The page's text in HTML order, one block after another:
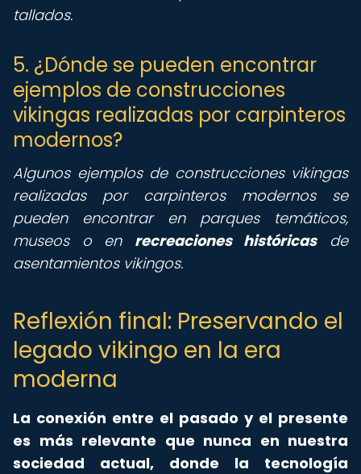
tallados.
5. ¿Dónde se pueden encontrar
ejemplos de construcciones
vikingas realizadas por carpinteros
modernos?
Algunos ejemplos de construcciones vikingas
realizadas por carpinteros modernos se
pueden encontrar en parques temáticos,
museos o en recreaciones históricasde
asentamientos vikingos.
Reflexión final: Preservando el
legado vikingo en la era
moderna
La conexión entre el pasado y el presente
es más relevante que nunca en nuestra
sociedad actual, donde la tecnología